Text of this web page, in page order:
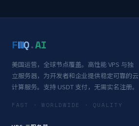
FWQ.AI
美国运营，全球节点覆盖。高性能 VPS 与独
立服务器，为开发者和企业提供稳定可靠的云
计算服务。支持 USDT 支付，无需实名注册。
FAST · WORLDWIDE · QUALITY